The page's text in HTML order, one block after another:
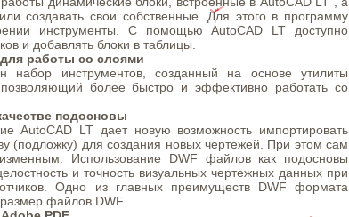
создавать свои собственные. Для этого в программу
инструменты. С помощью AutoCAD LT доступно
и добавлять блоки в таблицы.
работы со слоями
набор инструментов, созданный на основе утилиты
более быстро и эффективно работать со
подосновы
AutoCAD LT дает новую возможность импортировать
(подложку) для создания новых чертежей. При этом сам
Использование DWF файлов как подосновы
и точность визуальных чертежных данных при
Одно из главных преимуществ DWF формата
файлов DWF.